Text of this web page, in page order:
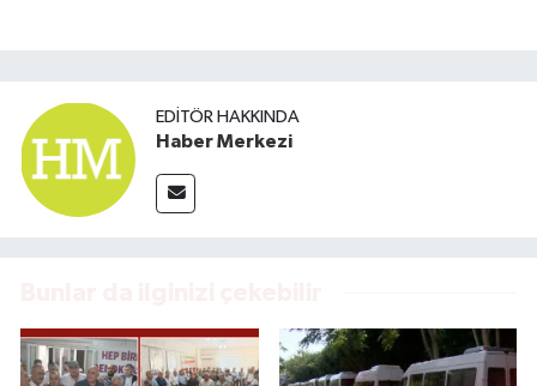
EDITÖR HAKKINDA
Haber Merkezi